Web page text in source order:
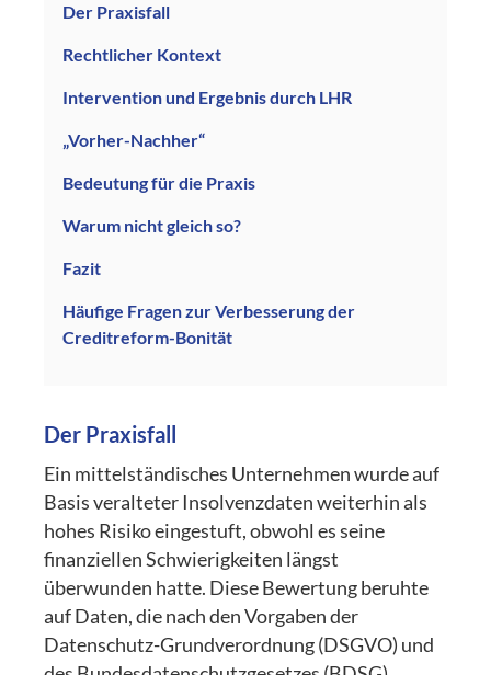
Der Praxisfall
Rechtlicher Kontext
Intervention und Ergebnis durch LHR
„Vorher-Nachher“
Bedeutung für die Praxis
Warum nicht gleich so?
Fazit
Häufige Fragen zur Verbesserung der
Creditreform-Bonität
Der Praxisfall
Ein mittelständisches Unternehmen wurde auf
Basis veralteter Insolvenzdaten weiterhin als
hohes Risiko eingestuft, obwohl es seine
finanziellen Schwierigkeiten längst
überwunden hatte. Diese Bewertung beruhte
auf Daten, die nach den Vorgaben der
Datenschutz-Grundverordnung (DSGVO) und